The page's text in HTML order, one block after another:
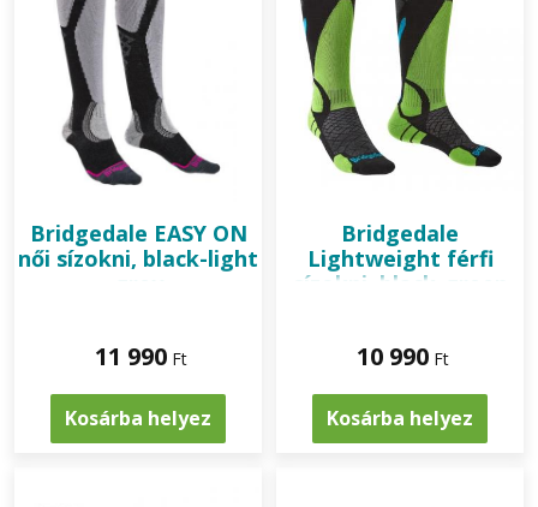
Bridgedale EASY ON
női sízokni, black-light
11 990 Ft
Kosárba helyez
Bridgedale
Lightweight férfi
sízokni, black-green
10 990 Ft
Kosárba helyez